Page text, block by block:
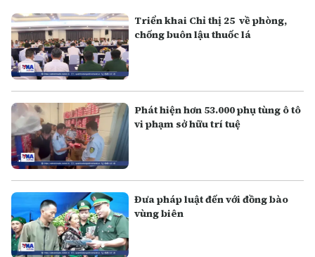
Triển khai Chỉ thị 25 về phòng,
chống buôn lậu thuốc lá
Phát hiện hơn 53.000 phụ tùng ô tô
vi phạm sở hữu trí tuệ
Đưa pháp luật đến với đồng bào
vùng biên